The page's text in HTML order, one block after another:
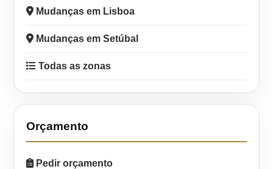
Mudanças em Lisboa
Mudanças em Setúbal
Todas as zonas
Orçamento
Pedir orçamento